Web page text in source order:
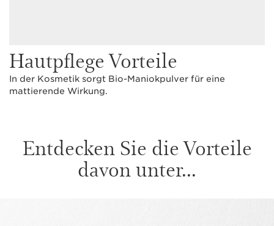
Hautpflege Vorteile
In der Kosmetik sorgt Bio-Maniokpulver für eine
mattierende Wirkung.
Entdecken Sie die Vorteile
davon unter...